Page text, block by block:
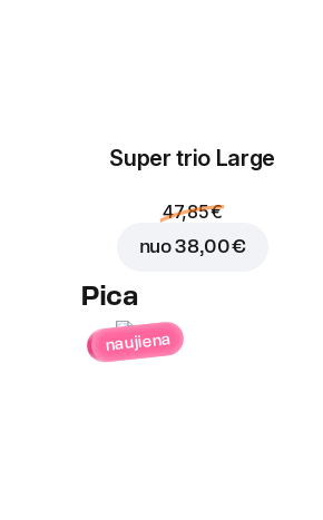
Super trio Large
47,85 €
nuo38,00 €
Pica
naujiena